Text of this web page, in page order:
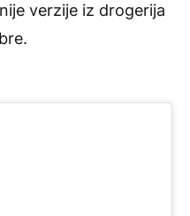
verzije iz drogerija